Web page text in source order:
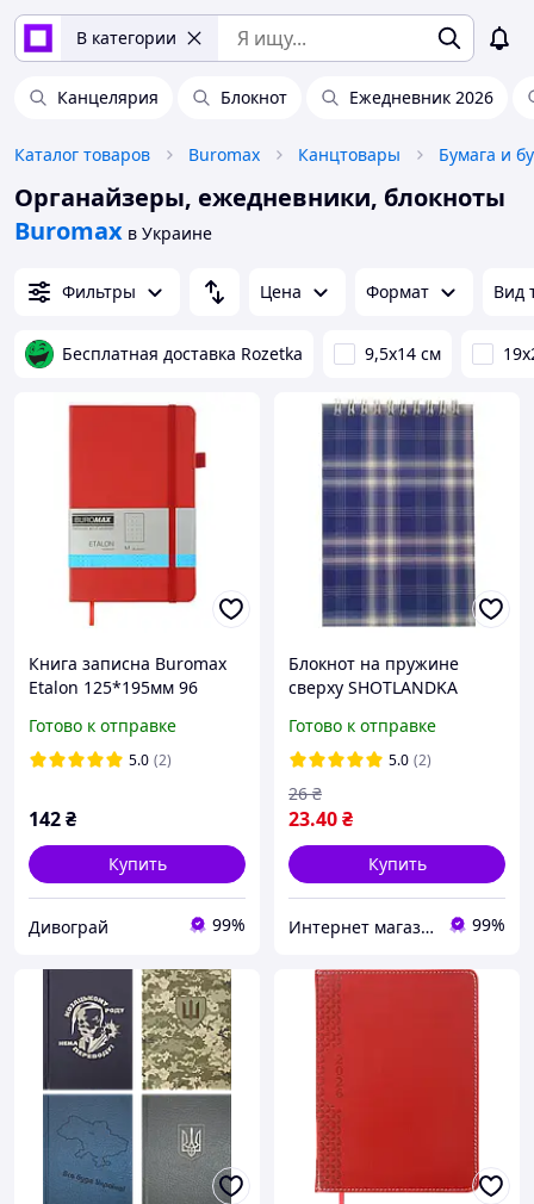
В категории
Канцелярия Блокнот Ежедневник 2026
Каталог товаров Buromax Канцтовары Бумага и
Органайзеры, ежедневники, блокноты
Buromax в Украине
Фильтры Цена Формат Вид
Бесплатная доставка Rozetka 9,5х14 см
Книга записна Buromax
Etalon 125*195мм 96
обкладинка штучна шкіра
Червона (BM.291360-05)
Готово к отправке
5.0 (2)
142₴
Купить
Дивограй 99%
Блокнот на пружине
сверху SHOTLANDKA
клетка, ассорти BM.
2480BM. 2480-02 BM.2480-
02
Готово к отправке
5.0 (2)
23.40₴
26 ₴
Купить
Интернет магазин ТерЛайн 99%